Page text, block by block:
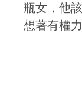
瓶女，他
想著有權